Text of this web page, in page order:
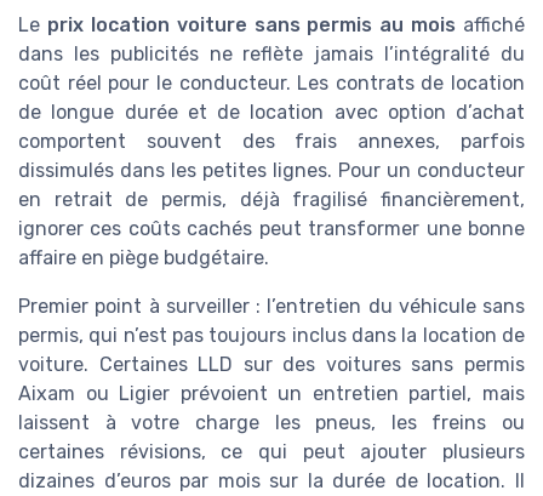
Le prix location voiture sans permis au mois affiché
dans les publicités ne reflète jamais l’intégralité du
coût réel pour le conducteur. Les contrats de location
de longue durée et de location avec option d’achat
comportent souvent des frais annexes, parfois
dissimulés dans les petites lignes. Pour un conducteur
en retrait de permis, déjà fragilisé financièrement,
ignorer ces coûts cachés peut transformer une bonne
affaire en piège budgétaire.
Premier point à surveiller : l’entretien du véhicule sans
permis, qui n’est pas toujours inclus dans la location de
voiture. Certaines LLD sur des voitures sans permis
Aixam ou Ligier prévoient un entretien partiel, mais
laissent à votre charge les pneus, les freins ou
certaines révisions, ce qui peut ajouter plusieurs
dizaines d’euros par mois sur la durée de location. Il